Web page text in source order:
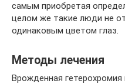
самым приобретая
целом же такие люди не
одинаковым цветом глаз.
Методы лечения
Врожденная гетерохромия